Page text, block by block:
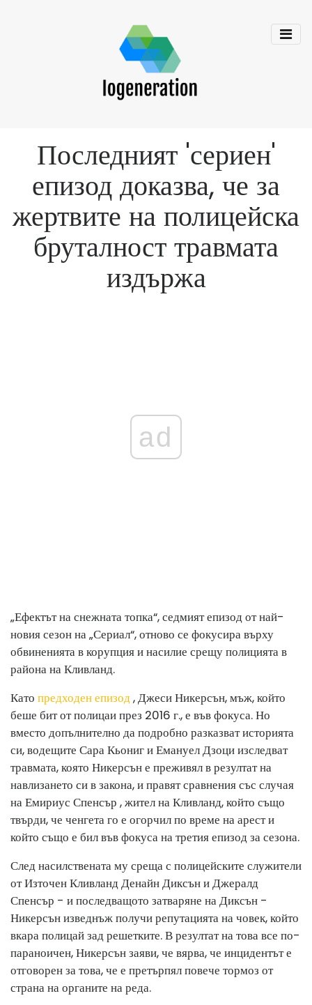
Последният 'сериен'
епизод доказва, че за
жертвите на полицейска
бруталност травмата
издържа
ad
„Ефектът на снежната топка“, седмият епизод от най-
новия сезон на „Сериал“, отново се фокусира върху
обвиненията в корупция и насилие срещу полицията в
района на Кливланд.
Като предходен епизод, Джеси Никерсън, мъж, който
беше бит от полицаи през 2016 г., е във фокуса. Но
вместо допълнително да подробно разказват историята
си, водещите Сара Кьониг и Емануел Дзоци изследват
травмата, която Никерсън е преживял в резултат на
навлизането си в закона, и правят сравнения със случая
на Емириус Спенсър , жител на Кливланд, който също
твърди, че ченгета го е огорчил по време на арест и
който също е бил във фокуса на третия епизод за сезона.
След насилствената му среща с полицейските служители
от Източен Кливланд Денайн Диксън и Джералд
Спенсър - и последващото затваряне на Диксън -
Никерсън изведнъж получи репутацията на човек, който
вкара полицай зад решетките. В резултат на това все по-
параноичен, Никерсън заяви, че вярва, че инцидентът е
отговорен за това, че е претърпял повече тормоз от
страна на органите на реда.